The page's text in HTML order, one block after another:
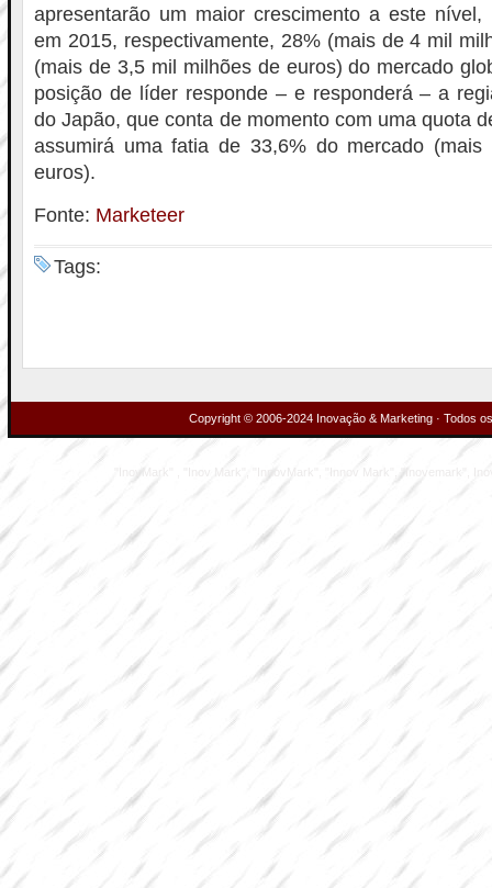
apresentarão um maior crescimento a este nível,
em 2015, respectivamente, 28% (mais de 4 mil
(mais de 3,5 mil milhões de euros) do mercado
posição de líder responde – e responderá – a
do Japão, que conta de momento com uma quota
assumirá uma fatia de 33,6% do mercado
euros).
Fonte: Marketeer
Tags:
Copyright © 2006-2024 Inovação & Marketing · Todos
"InovMark" , "Inov Mark", "InnovMark", "Innov Mark", "Inovemark",